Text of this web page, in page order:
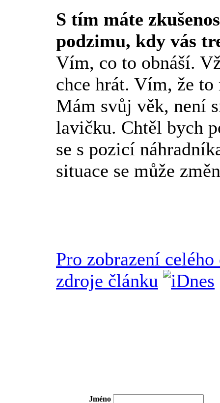
S tím máte
podzimu, kdy vás
Vím, co to obnáší.
chce hrát. Vím, že to
Mám svůj věk, není
lavičku. Chtěl bych
se s pozicí
situace se může
Pro zobrazení
zdroje článku
Jméno